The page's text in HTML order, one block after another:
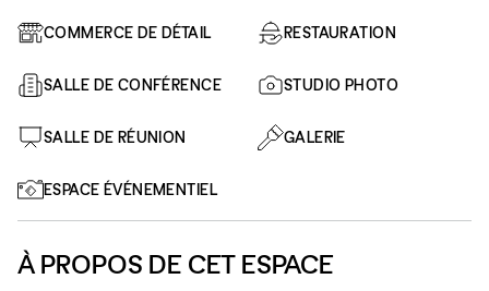
COMMERCE DE DÉTAIL RESTAURATION
SALLE DE CONFÉRENCE STUDIO PHOTO
SALLE DE RÉUNION GALERIE
ESPACE ÉVÉNEMENTIEL
À PROPOS DE CET ESPACE